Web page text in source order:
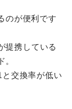
のが便利です
提携している
。
と交換率が低い